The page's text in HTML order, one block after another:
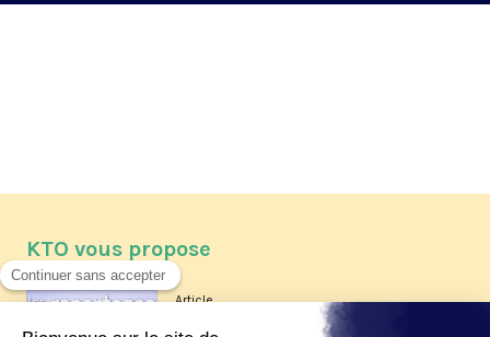
KTO vous propose
Article
Les reportages d'été 2026 de KTO